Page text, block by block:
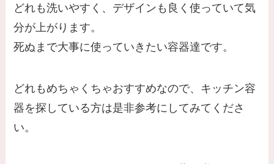
どれも洗いやすく、デザインも良く使っていて気
分が上がります。
死ぬまで大事に使っていきたい容器達です。
どれもめちゃくちゃおすすめなので、キッチン容
器を探している方は是非参考にしてみてくださ
い。